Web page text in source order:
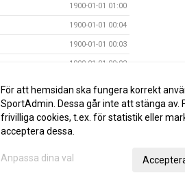
1900-01-01 01:00
1900-01-01 00:04
1900-01-01 00:03
1900-01-01 00:02
1900-01-01
För att hemsidan ska fungera korrekt
SportAdmin. Dessa går inte att stänga av.
frivilliga cookies, t.ex. för statistik eller
acceptera dessa.
Anpassa dina val